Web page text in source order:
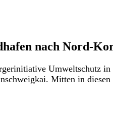
nach Nord-
Umweltschutz
Mitten in